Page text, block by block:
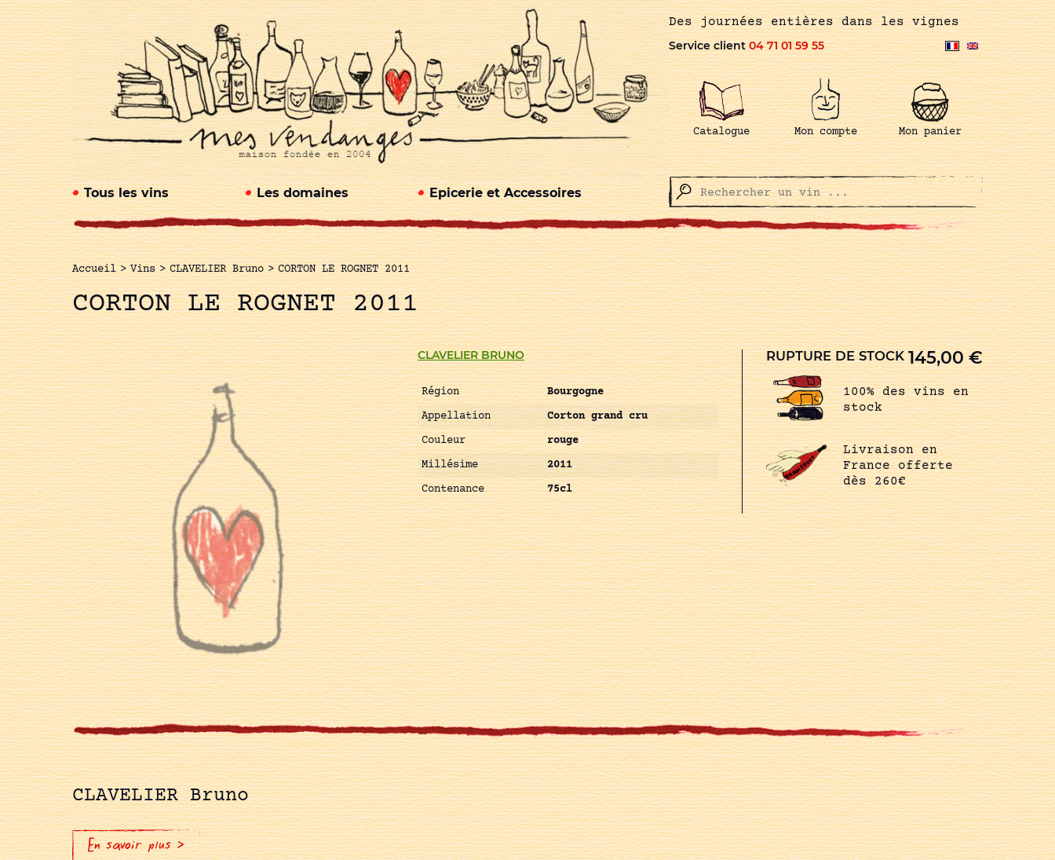
Des journées entières dans les vignes
Service client04 71 01 59 55
Catalogue Mon compte Mon panier
Tous les vins Les domaines Epicerie et Accessoires
Accueil > Vins > CLAVELIER Bruno > CORTON LE ROGNET 2011
CORTON LE ROGNET 2011
CLAVELIER BRUNO
Région
Bourgogne
Appellation
Corton grand cru
Couleur
rouge
Millésime
2011
Contenance
75cl
RUPTURE DE STOCK 145,00€
100% des vins en
stock
Livraison en
France offerte
dès 260€
CLAVELIER Bruno
En savoir plus >